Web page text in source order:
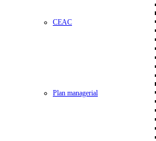
CEAC
Plan managerial